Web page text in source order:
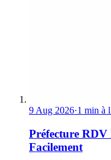
9 Aug 2026·1 min à
Préfecture RDV
Facilement